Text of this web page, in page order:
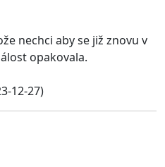
nechci aby se již znovu v
opakovala.
12-27)